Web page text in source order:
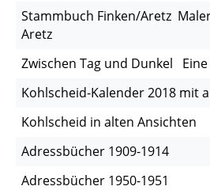
Stammbuch Finken/Aretz
Aretz
Zwischen Tag und Dunkel Eine
Kohlscheid-Kalender 2018 mit
Kohlscheid in alten Ansichten
Adressbücher 1909-1914
Adressbücher 1950-1951